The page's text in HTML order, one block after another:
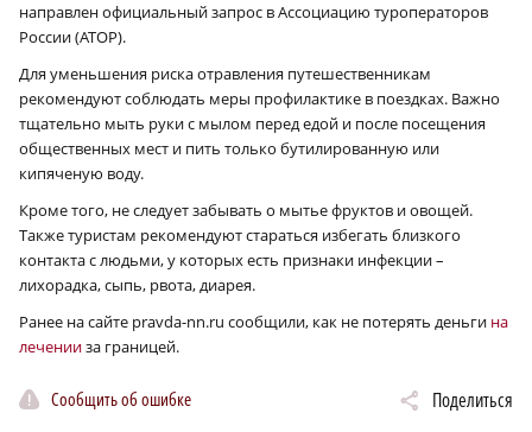
направлен официальный запрос в Ассоциацию туроператоров
России (АТОР).
Для уменьшения риска отравления путешественникам
рекомендуют соблюдать меры профилактике в поездках. Важно
тщательно мыть руки с мылом перед едой и после посещения
общественных мест и пить только бутилированную или
кипяченую воду.
Кроме того, не следует забывать о мытье фруктов и овощей.
Также туристам рекомендуют стараться избегать близкого
контакта с людьми, у которых есть признаки инфекции –
лихорадка, сыпь, рвота, диарея.
Ранее на сайте pravda-nn.ru сообщили, как не потерять деньги на
леченииза границей.
Сообщить об ошибке Поделиться